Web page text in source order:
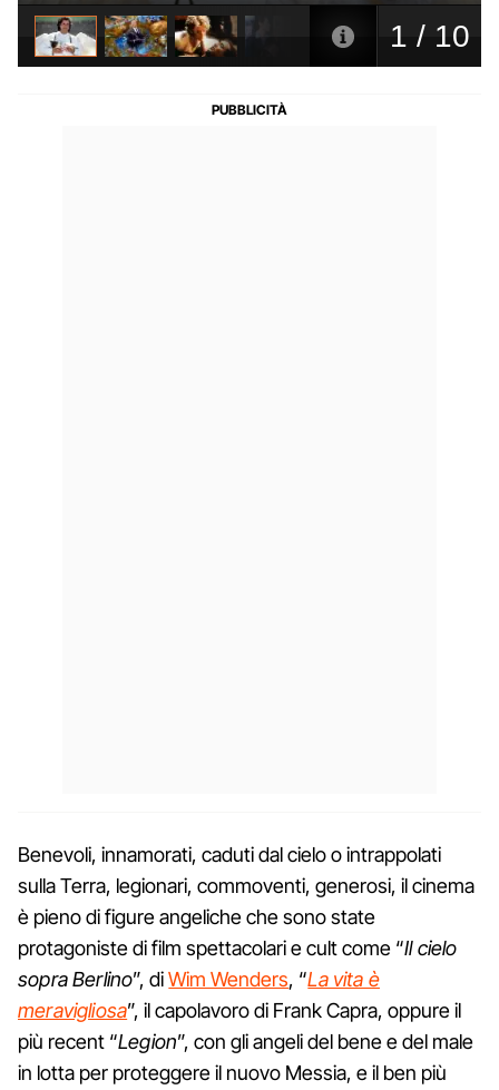
Benevoli, innamorati, caduti dal cielo o intrappolati
sulla Terra, legionari, commoventi, generosi, il cinema
è pieno di figure angeliche che sono state
protagoniste di film spettacolari e cult come “Il cielo
sopra Berlino”, diWim Wenders, “La vita è
meravigliosa”, il capolavoro di Frank Capra, oppure il
più recent “Legion”, con gli angeli del bene e del male
in lotta per proteggere il nuovo Messia, e il ben più